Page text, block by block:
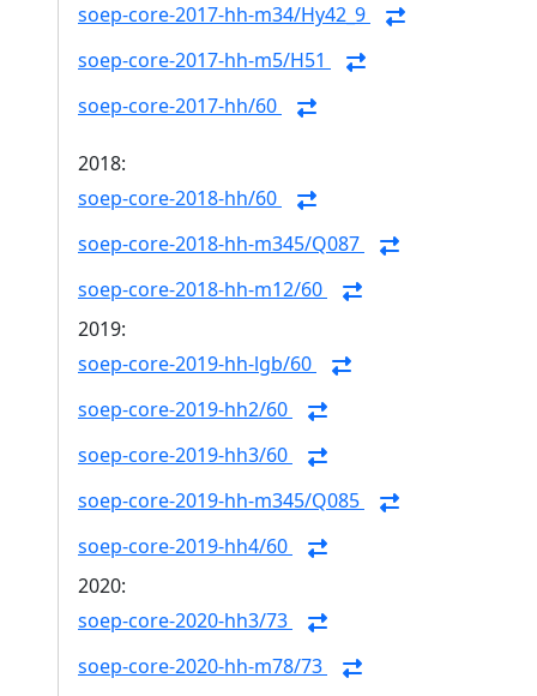
soep-core-2017-hh-m34/Hy42_9
soep-core-2017-hh-m5/H51
soep-core-2017-hh/60
2018:
soep-core-2018-hh/60
soep-core-2018-hh-m345/Q087
soep-core-2018-hh-m12/60
2019:
soep-core-2019-hh-lgb/60
soep-core-2019-hh2/60
soep-core-2019-hh3/60
soep-core-2019-hh-m345/Q085
soep-core-2019-hh4/60
2020:
soep-core-2020-hh3/73
soep-core-2020-hh-m78/73